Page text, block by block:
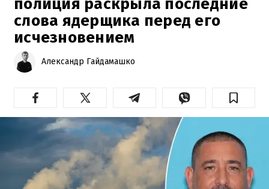
слова ядерщика перед его
исчезновением
Александр Гайдамашко